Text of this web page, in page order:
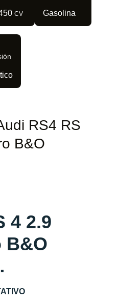
CV Gasolina
RS4 RS
B&O
4 2.9
B&O